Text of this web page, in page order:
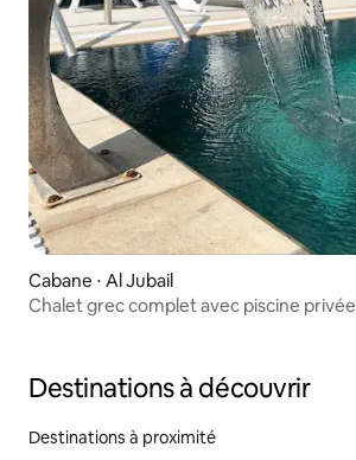
Cabane ⋅ Al Jubail
Chalet grec complet avec piscine privée
Destinations à découvrir
Destinations à proximité